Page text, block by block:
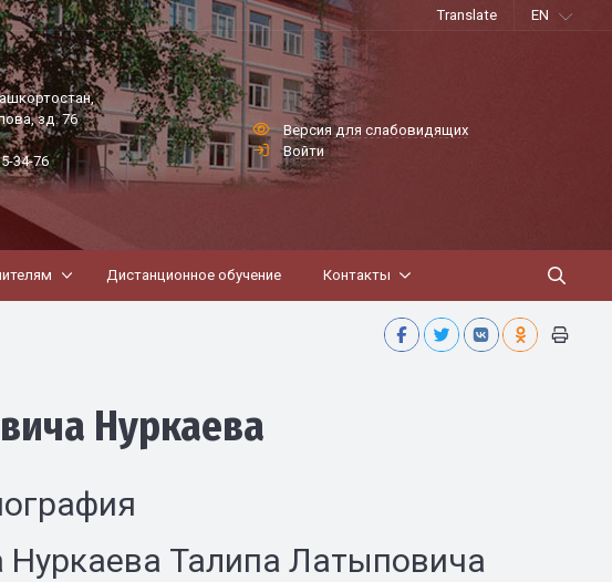
Translate EN
зд. 76
34-76
Версия для слабовидящих
Войти
Дистанционное обучение Контакты
Нуркаева
Нуркаева Талипа Латыповича